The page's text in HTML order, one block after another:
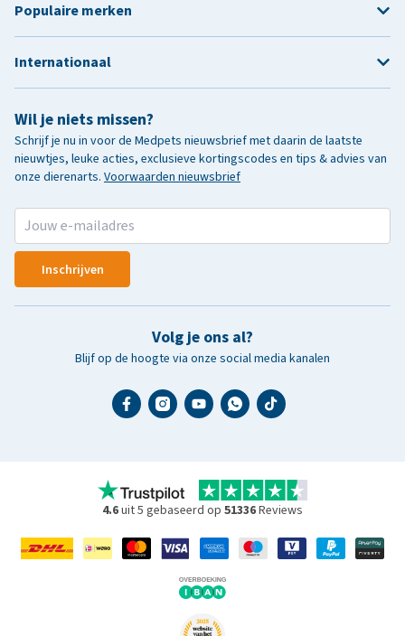
Wil je niets missen?
Schrijf je nu in voor de Medpets nieuwsbrief met daarin de laatste
nieuwtjes, leuke acties, exclusieve kortingscodes en tips & advies van
onze dierenarts. Voorwaarden nieuwsbrief
Inschrijven
Volg je ons al?
Blijf op de hoogte via onze social media kanalen
Populaire merken
Internationaal
4.6uit 5 gebaseerd op 51336Reviews